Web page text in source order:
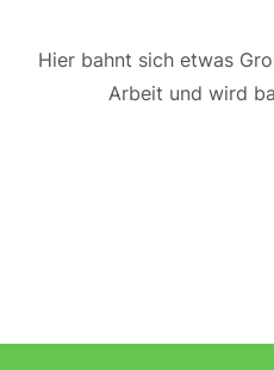
Hier bahnt sich etwas
Arbeit und wird